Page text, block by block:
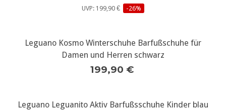
UVP: 199,90 € -26%
Leguano Kosmo Winterschuhe Barfußschuhe für
Damen und Herren schwarz
199,90 €
Leguano Leguanito Aktiv Barfußsschuhe Kinder blau